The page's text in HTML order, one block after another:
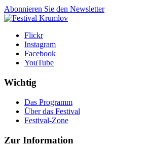
Abonnieren Sie den Newsletter
Flickr
Instagram
Facebook
YouTube
Wichtig
Das Programm
Über das Festival
Festival-Zone
Zur Information